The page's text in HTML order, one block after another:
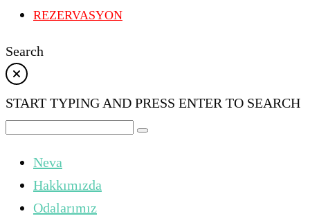
REZERVASYON
Search
START TYPING AND PRESS ENTER TO SEARCH
Neva
Hakkımızda
Odalarımız